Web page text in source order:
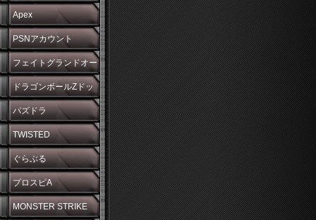
Apex
PSNアカウント
フェイトグランドオー
ダー
ドラゴンボールZドッ
カンバトル
パズドラ
TWISTED
WONDERLAND
ぐらぶる
プロスピA
MONSTER STRIKE